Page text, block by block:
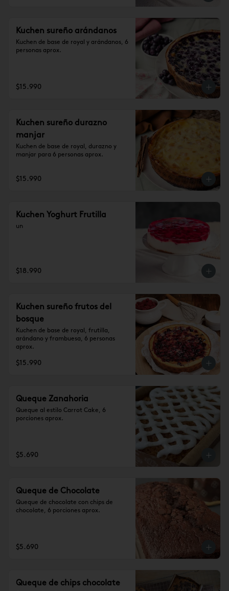
Kuchen sureño arándanos
Kuchen de base de royal y arándanos, 6
personas aprox.
$15.990
Kuchen sureño durazno
manjar
Kuchen de base de royal, durazno y
manjar para 6 personas aprox.
$15.990
Kuchen Yoghurt Frutilla
un
$18.990
Kuchen sureño frutos del
bosque
Kuchen de base de royal, frutilla,
arándano y frambuesa, 6 personas
aprox.
$15.990
Queque Zanahoria
Queque al estilo Carrot Cake, 6
porciones aprox.
$5.690
Queque de Chocolate
Queque de chocolate con chips de
chocolate, 6 porciones aprox.
$5.690
Queque de chips chocolate